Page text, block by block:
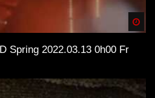
Spring 2022.03.13 0h00 Fr